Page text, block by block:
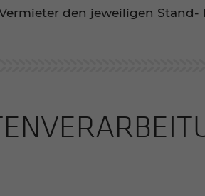
den jeweiligen